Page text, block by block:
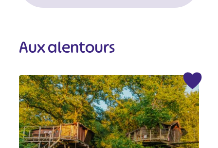
Aux alentours